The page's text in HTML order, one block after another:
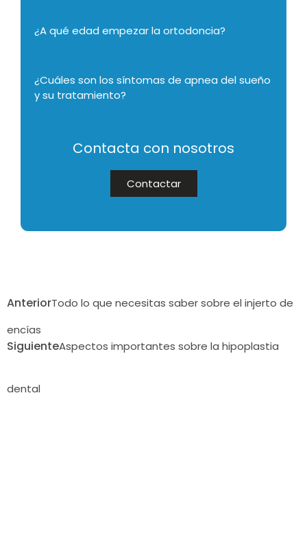
¿A qué edad empezar la ortodoncia?
¿Cuáles son los síntomas de apnea del sueño
y su tratamiento?
Contacta con nosotros
Contactar
AnteriorTodo lo que necesitas saber sobre el injerto de
encías
SiguienteAspectos importantes sobre la hipoplastia
dental